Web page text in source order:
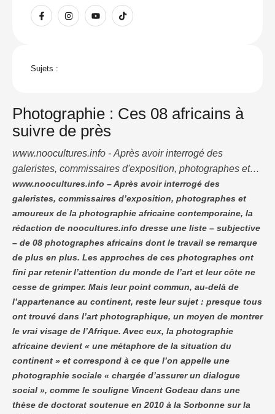
Sujets :
Photographie : Ces 08 africains à
suivre de près
www.noocultures.info - Après avoir interrogé des
galeristes, commissaires d'exposition, photographes et
amoureux de la photographie africaine contemporaine, la
rédaction de noocultures.info dresse une liste - subjective
- de 08 photographes africains dont le travail se remarque
de plus en plus. Les approches de ces photographes ont
fini par retenir l'attention du monde de l'art et …
www.noocultures.info – Après avoir interrogé des
galeristes, commissaires d’exposition, photographes et
amoureux de la photographie africaine contemporaine, la
rédaction de noocultures.info dresse une liste – subjective
– de 08 photographes africains dont le travail se remarque
de plus en plus. Les approches de ces photographes ont
fini par retenir l’attention du monde de l’art et leur côte ne
cesse de grimper. Mais leur point commun, au-delà de
l’appartenance au continent, reste leur sujet : presque tous
ont trouvé dans l’art photographique, un moyen de montrer
le vrai visage de l’Afrique. Avec eux, la photographie
africaine devient « une métaphore de la situation du
continent » et correspond à ce que l’on appelle une
photographie sociale « chargée d’assurer un dialogue
social », comme le souligne Vincent Godeau dans une
thèse de doctorat soutenue en 2010 à la Sorbonne sur la